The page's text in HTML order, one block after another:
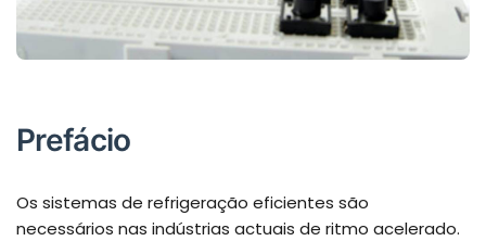
Prefácio
Os sistemas de refrigeração eficientes são
necessários nas indústrias actuais de ritmo acelerado.